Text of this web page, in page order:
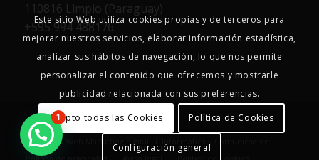
110816 Limpio (Paraguay)
+595 994 488176
© Copyright - 2025 - Rentax
Desarrollo Web
Marketing digital
FF Informática y Comunicación
Este sitio Web utiliza cookies propias y de terceros para
mejorar nuestros servicios, elaborar información estadística,
analizar sus hábitos de navegación, lo que nos permite
personalizar el contenido que ofrecemos y mostrarle
publicidad relacionada con sus preferencias.
Acepto todas las Cookies Política de Cookies
Configuración general
1